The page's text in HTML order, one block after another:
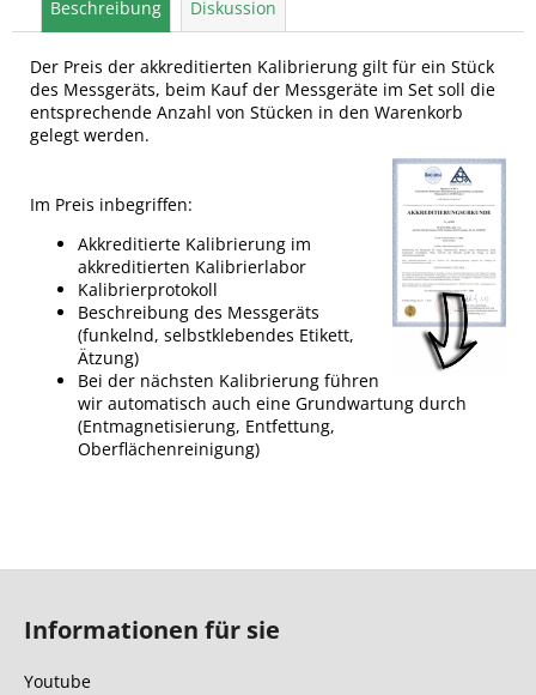
Beschreibung Diskussion
Der Preis der akkreditierten Kalibrierung gilt für ein Stück
des Messgeräts, beim Kauf der Messgeräte im Set soll die
entsprechende Anzahl von Stücken in den Warenkorb
gelegt werden.
Im Preis inbegriffen:
Akkreditierte Kalibrierung im
akkreditierten Kalibrierlabor
Kalibrierprotokoll
Beschreibung des Messgeräts
(funkelnd, selbstklebendes Etikett,
Ätzung)
Bei der nächsten Kalibrierung führen
wir automatisch auch eine Grundwartung durch
(Entmagnetisierung, Entfettung,
Oberflächenreinigung)
Informationen für sie
Youtube